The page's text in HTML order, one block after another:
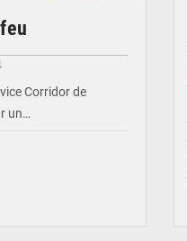
Corridor de
un…